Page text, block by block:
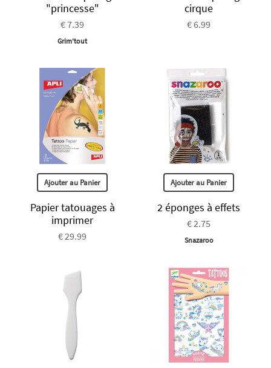
"princesse"
€ 7.39
Grim'tout
cirque
€ 6.99
Ajouter au Panier
Papier tatouages à
imprimer
€ 29.99
Ajouter au Panier
2 éponges à effets
€ 2.75
Snazaroo